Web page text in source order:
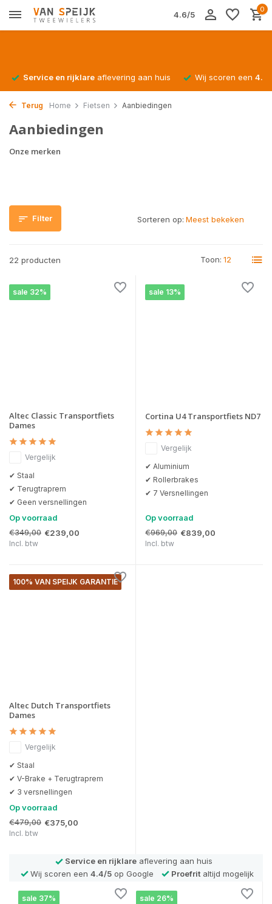
4.6/5
0
Service en rijklare aflevering aan huis Wij scoren een
Terug Home Fietsen Aanbiedingen
Aanbiedingen
Onze merken
Filter
22 producten Toon:
Sorteren op:
sale 32%
Altec Classic Transportfiets
Dames
Vergelijk
✔ Staal
✔ Terugtraprem
✔ Geen versnellingen
Op voorraad
€349,00 €239,00
Incl. btw
sale 13%
Cortina U4 Transportfiets ND7
Vergelijk
✔ Aluminium
✔ Rollerbrakes
✔ 7 Versnellingen
Op voorraad
€969,00 €839,00
Incl. btw
100% VAN SPEIJK GARANTIE
Altec Dutch Transportfiets
Dames
Vergelijk
✔ Staal
✔ V-Brake + Terugtraprem
✔ 3 versnellingen
Op voorraad
€479,00 €375,00
Incl. btw
Service en rijklare aflevering aan huis
Wij scoren een 4.4/5op Google Proefritaltijd mogelijk
sale 37% sale 26%